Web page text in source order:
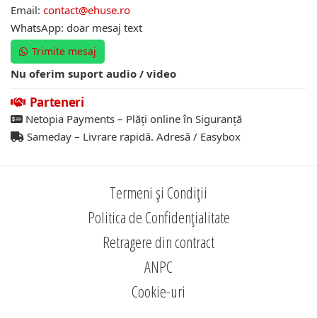
Email: contact@ehuse.ro
WhatsApp: doar mesaj text
Trimite mesaj
Nu oferim suport audio / video
Parteneri
Netopia Payments – Plăți online în Siguranță
Sameday – Livrare rapidă. Adresă / Easybox
Termeni și Condiții
Politica de Confidențialitate
Retragere din contract
ANPC
Cookie-uri